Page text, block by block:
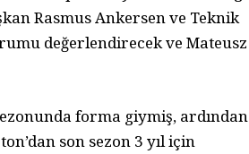
Rasmus Ankersen ve Teknik
değerlendirecek ve Mateusz
forma giymiş, ardından
son sezon 3 yıl için